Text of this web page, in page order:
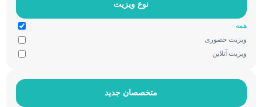
نوع ویزیت
همه
ویزیت حضوری
ویزیت آنلاین
متخصصان جدید